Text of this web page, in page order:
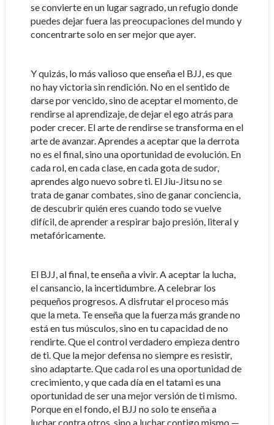
se convierte en un lugar sagrado, un refugio donde
puedes dejar fuera las preocupaciones del mundo y
concentrarte solo en ser mejor que ayer.
Y quizás, lo más valioso que enseña el BJJ, es que
no hay victoria sin rendición. No en el sentido de
darse por vencido, sino de aceptar el momento, de
rendirse al aprendizaje, de dejar el ego atrás para
poder crecer. El arte de rendirse se transforma en el
arte de avanzar. Aprendes a aceptar que la derrota
no es el final, sino una oportunidad de evolución. En
cada rol, en cada clase, en cada gota de sudor,
aprendes algo nuevo sobre ti. El Jiu-Jitsu no se
trata de ganar combates, sino de ganar conciencia,
de descubrir quién eres cuando todo se vuelve
difícil, de aprender a respirar bajo presión, literal y
metafóricamente.
El BJJ, al final, te enseña a vivir. A aceptar la lucha,
el cansancio, la incertidumbre. A celebrar los
pequeños progresos. A disfrutar el proceso más
que la meta. Te enseña que la fuerza más grande no
está en tus músculos, sino en tu capacidad de no
rendirte. Que el control verdadero empieza dentro
de ti. Que la mejor defensa no siempre es resistir,
sino adaptarte. Que cada rol es una oportunidad de
crecimiento, y que cada día en el tatami es una
oportunidad de ser una mejor versión de ti mismo.
Porque en el fondo, el BJJ no solo te enseña a
luchar contra otros, sino a luchar contigo mismo —